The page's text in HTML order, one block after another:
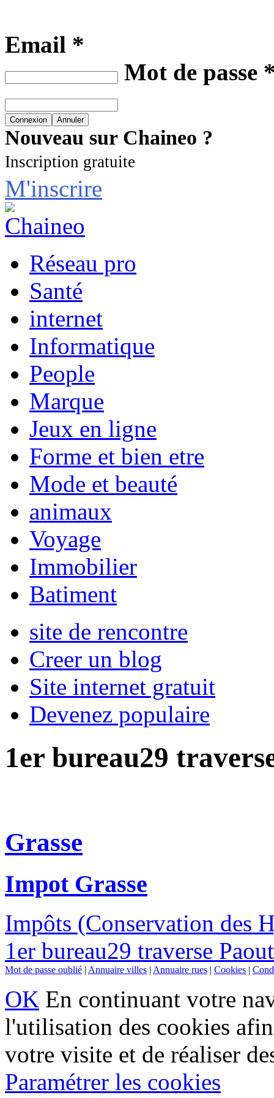
Email *
Mot de passe
Nouveau sur Chaineo ?
Inscription gratuite
M'inscrire
Réseau pro
Santé
internet
Informatique
People
Marque
Jeux en ligne
Forme et bien etre
Mode et beauté
animaux
Voyage
Immobilier
Batiment
site de rencontre
Creer un blog
Site internet gratuit
Devenez populaire
1er bureau29
Grasse
Impot Grasse
Impôts (Conservation des
1er bureau29 traverse
Mot de passe oublié | Annuaire villes | Annuaire rues | Cookies |
OK En continuant votre
l'utilisation des cookies
votre visite et de réaliser
Paramétrer les cookies